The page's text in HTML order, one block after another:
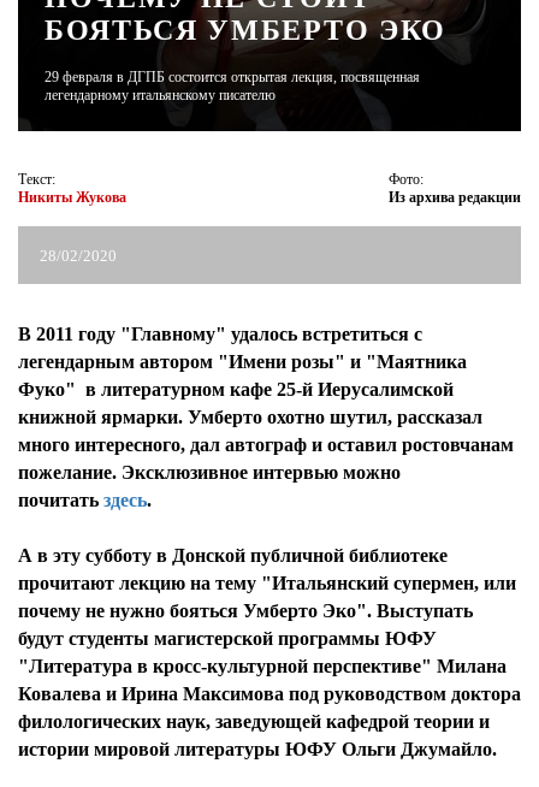
БОЯТЬСЯ УМБЕРТО ЭКО
29 февраля в ДГПБ состоится открытая лекция, посвященная
легендарному итальянскому писателю
Текст:
Никиты Жукова
Фото:
Из архива редакции
28/02/2020
В 2011 году "Главному" удалось встретиться с
легендарным автором "Имени розы" и "Маятника
Фуко" в литературном кафе 25-й Иерусалимской
книжной ярмарки. Умберто охотно шутил, рассказал
много интересного, дал автограф и оставил ростовчанам
пожелание. Эксклюзивное интервью можно
почитать здесь.
А в эту субботу в Донской публичной библиотеке
прочитают лекцию на тему "Итальянский супермен, или
почему не нужно бояться Умберто Эко". Выступать
будут студенты магистерской программы ЮФУ
"Литература в кросс-культурной перспективе" Милана
Ковалева и Ирина Максимова под руководством доктора
филологических наук, заведующей кафедрой теории и
истории мировой литературы ЮФУ Ольги Джумайло.